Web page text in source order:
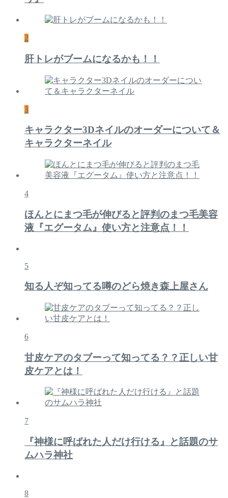
2
肝トレがブームになるかも！！
3
キャラクター3Dネイルのオーダーについて＆
キャラクターネイル
4
ほんとにまつ毛が伸びると評判のまつ毛美容
液『エグータム』使い方と注意点！！
5
知る人ぞ知ってる噂のどら焼き森上屋さん
6
甘皮ケアのタブーって知ってる？？正しい甘
皮ケアとは！
7
『神様に呼ばれた人だけ行ける』と話題のサ
ムハラ神社
8